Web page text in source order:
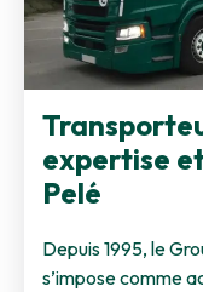
expertise
Pelé
Depuis 1995, le
s’impose comme